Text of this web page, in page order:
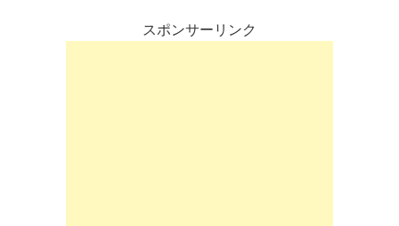
スポンサーリンク